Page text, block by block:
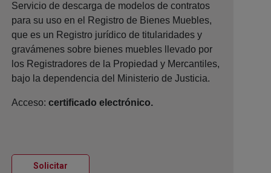
Servicio de descarga de modelos de contratos
para su uso en el Registro de Bienes Muebles,
que es un Registro jurídico de titularidades y
gravámenes sobre bienes muebles llevado por
los Registradores de la Propiedad y Mercantiles,
bajo la dependencia del Ministerio de Justicia.
Acceso:certificado electrónico.
Solicitar